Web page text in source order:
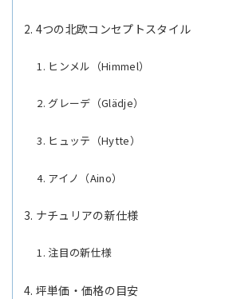
4つの北欧コンセプトスタイル
ヒンメル（Himmel）
グレーデ（Glädje）
ヒュッテ（Hytte）
アイノ（Aino）
ナチュリアの新仕様
注目の新仕様
坪単価・価格の目安